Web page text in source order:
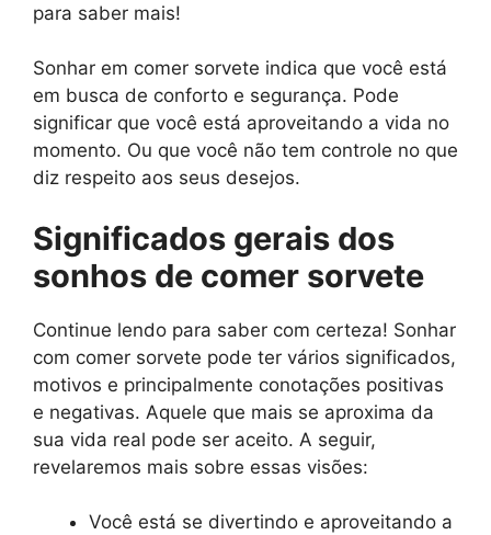
para saber mais!
Sonhar em comer sorvete indica que você está
em busca de conforto e segurança. Pode
significar que você está aproveitando a vida no
momento. Ou que você não tem controle no que
diz respeito aos seus desejos.
Significados gerais dos
sonhos de comer sorvete
Continue lendo para saber com certeza! Sonhar
com comer sorvete pode ter vários significados,
motivos e principalmente conotações positivas
e negativas. Aquele que mais se aproxima da
sua vida real pode ser aceito. A seguir,
revelaremos mais sobre essas visões:
Você está se divertindo e aproveitando a